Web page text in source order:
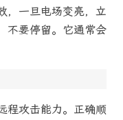
，一旦电场变亮，立
不要停留。它通常会
程攻击能力。正确顺